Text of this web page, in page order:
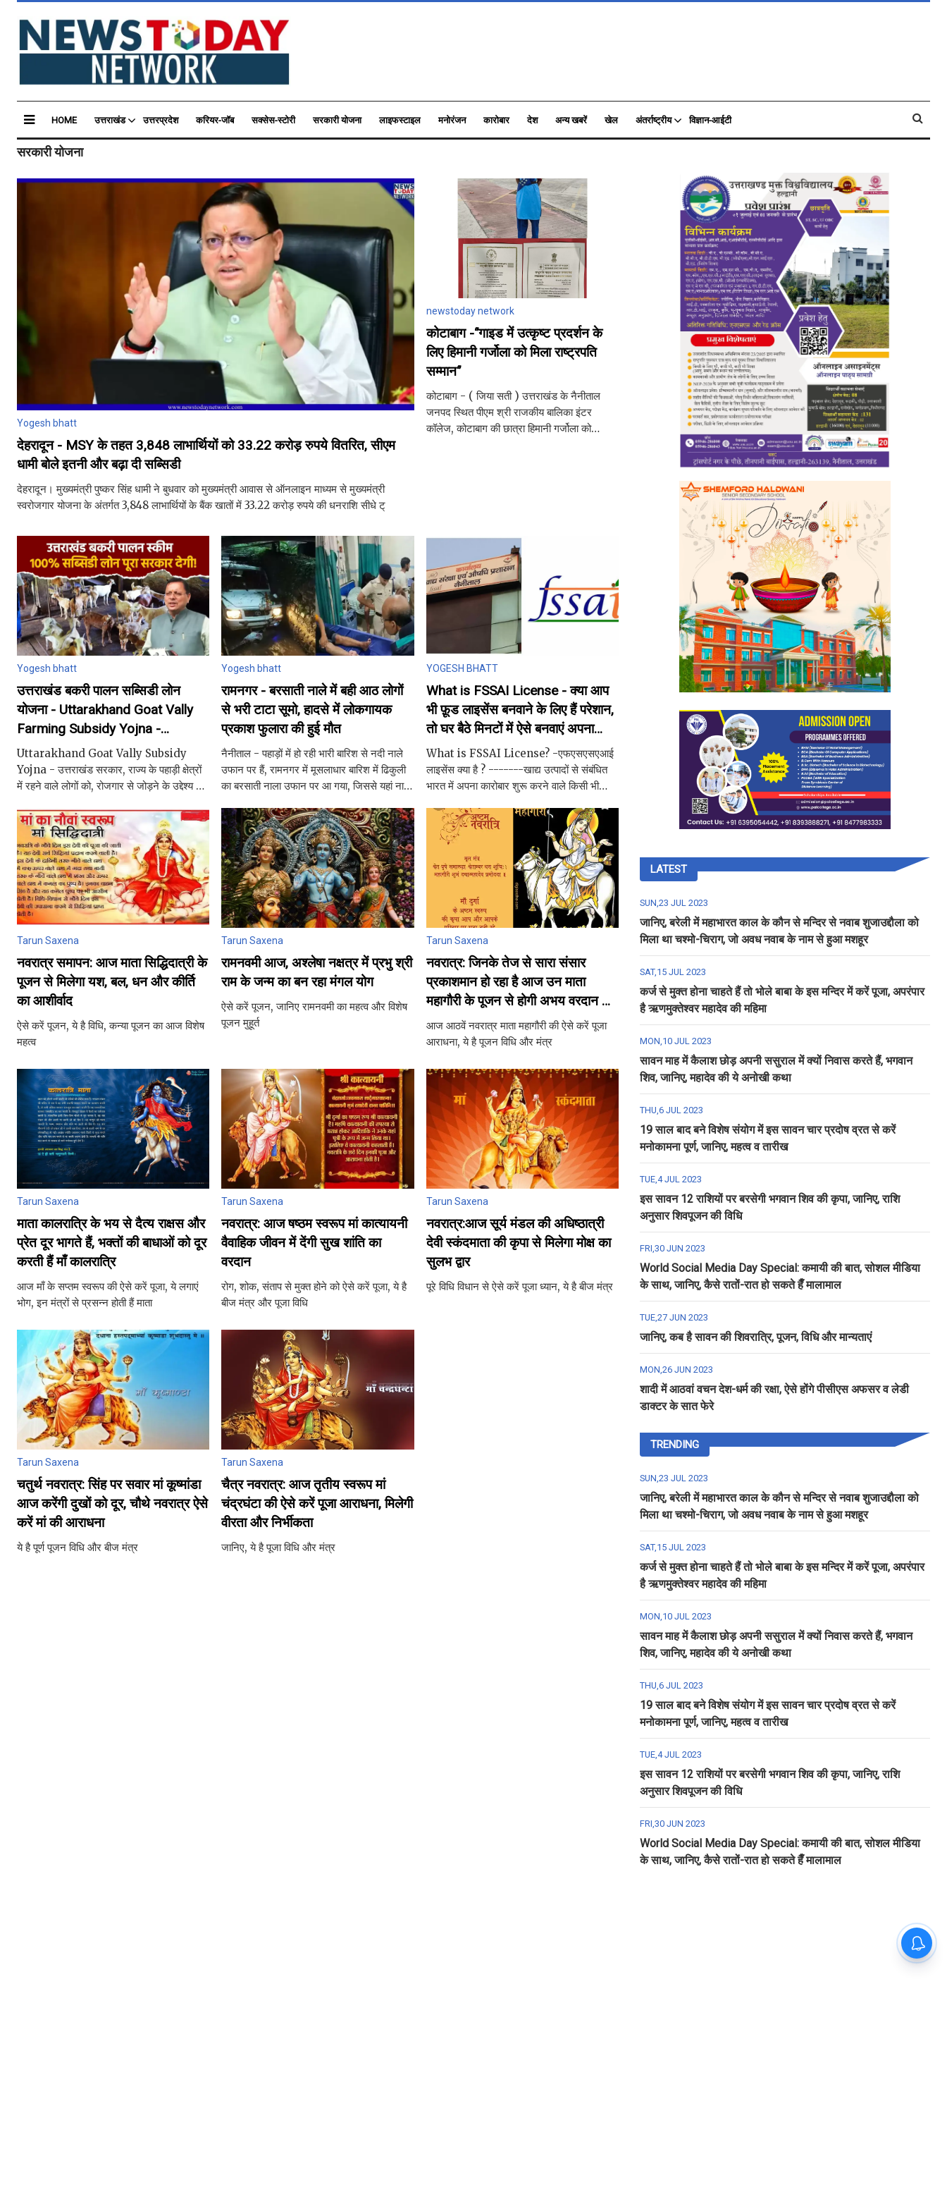
HOME उत्तराखंड उत्तरप्रदेश करियर-जॉब सक्सेस-स्टोरी सरकारी योजना लाइफस्टाइल मनोरंजन कारोबार देश अन्य खबरें खेल अंतर्राष्ट्रीय विज्ञान-आईटी
सरकारी योजना
Yogesh bhatt
देहरादून - MSY के तहत 3,848 लाभार्थियों को 33.22 करोड़ रुपये वितरित, सीएम
धामी बोले इतनी और बढ़ा दी सब्सिडी
देहरादून। मुख्यमंत्री पुष्कर सिंह धामी ने बुधवार को मुख्यमंत्री आवास से ऑनलाइन माध्यम से मुख्यमंत्री
स्वरोजगार योजना के अंतर्गत 3,848 लाभार्थियों के बैंक खातों में 33.22 करोड़ रुपये की धनराशि सीधे ट्
newstoday network
कोटाबाग -‘’गाइड में उत्कृष्ट प्रदर्शन के
लिए हिमानी गर्जोला को मिला राष्ट्रपति
सम्मान‘’
कोटाबाग - ( जिया सती ) उत्तराखंड के नैनीताल
जनपद स्थित पीएम श्री राजकीय बालिका इंटर
कॉलेज, कोटाबाग की छात्रा हिमानी गर्जोला को
Yogesh bhatt
उत्तराखंड बकरी पालन सब्सिडी लोन
योजना - Uttarakhand Goat Vally
Farming Subsidy Yojna -
स्वरोजगार स्कीम
Uttarakhand Goat Vally Subsidy
Yojna - उत्तराखंड सरकार, राज्य के पहाड़ी क्षेत्रों
में रहने वाले लोगों को, रोजगार से जोड़ने के उद्देश्य से
के दूरस्थ पर
Yogesh bhatt
रामनगर - बरसाती नाले में बही आठ लोगों
से भरी टाटा सूमो, हादसे में लोकगायक
प्रकाश फुलारा की हुई मौत
नैनीताल - पहाड़ों में हो रही भारी बारिश से नदी नाले
उफान पर हैं, रामनगर में मूसलाधार बारिश में ढिकुली
का बरसाती नाला उफान पर आ गया, जिससे यहां नाले
सव
YOGESH BHATT
What is FSSAI License - क्या आप
भी फ़ूड लाइसेंस बनवाने के लिए हैं परेशान,
तो घर बैठे मिनटों में ऐसे बनवाएं अपना
लाइसेंस
What is FSSAI License? -एफएसएसएआई
लाइसेंस क्या है ? -------खाद्य उत्पादों से संबंधित
भारत में अपना कारोबार शुरू करने वाले किसी भी
निर्माता, ट्रांसपोर्टर,
Tarun Saxena
नवरात्र समापन: आज माता सिद्धिदात्री के
पूजन से मिलेगा यश, बल, धन और कीर्ति
का आशीर्वाद
ऐसे करें पूजन, ये है विधि, कन्‍या पूजन का आज विशेष
महत्‍व
Tarun Saxena
रामनवमी आज, अश्लेषा नक्षत्र में प्रभु श्री
राम के जन्‍म का बन रहा मंगल योग
ऐसे करें पूजन, जानिए रामनवमी का महत्‍व और विशेष
पूजन मुहूर्त
Tarun Saxena
नवरात्र: जिनके तेज से सारा संसार
प्रकाशमान हो रहा है आज उन माता
महागौरी के पूजन से होगी अभय वरदान की
प्राप्ति
आज आठवें नवरात्र माता महागौरी की ऐसे करें पूजा
आराधना, ये है पूजन विधि और मंत्र
Tarun Saxena
माता कालरात्रि के भय से दैत्य राक्षस और
प्रेत दूर भागते हैं, भक्तों की बाधाओं को दूर
करती हैं माँ कालरात्रि
आज माँ के सप्तम स्वरूप की ऐसे करें पूजा, ये लगाएं
भोग, इन मंत्रों से प्रसन्न होती हैं माता
Tarun Saxena
नवरात्र: आज षष्‍ठम स्‍वरूप मां कात्‍यायनी
वैवाहिक जीवन में देंगी सुख शांति का
वरदान
रोग, शोक, संताप से मुक्‍त होने को ऐसे करें पूजा, ये है
बीज मंत्र और पूजा विधि
Tarun Saxena
नवरात्र:आज सूर्य मंडल की अधिष्‍ठात्री
देवी स्‍कंदमाता की कृपा से मिलेगा मोक्ष का
सुलभ द्वार
पूरे विधि विधान से ऐसे करें पूजा ध्‍यान, ये है बीज मंत्र
Tarun Saxena
चतुर्थ नवरात्र: सिंह पर सवार मां कूष्‍मांडा
आज करेंगी दुखों को दूर, चौथे नवरात्र ऐसे
करें मां की आराधना
ये है पूर्ण पूजन विधि और बीज मंत्र
Tarun Saxena
चैत्र नवरात्र: आज तृतीय स्‍वरूप मां
चंद्रघंटा की ऐसे करें पूजा आराधना, मिलेगी
वीरता और निर्भीकता
जानिए, ये है पूजा विधि और मंत्र
LATEST
SUN,23 JUL 2023
जानिए, बरेली में महाभारत काल के कौन से मन्दिर से नवाब शुजाउद्दौला को
मिला था चश्मो-चिराग, जो अवध नवाब के नाम से हुआ मशहूर
SAT,15 JUL 2023
कर्ज से मुक्त होना चाहते हैं तो भोले बाबा के इस मन्दिर में करें पूजा, अपरंपार
है ऋणमुक्तेश्वर महादेव की महिमा
MON,10 JUL 2023
सावन माह में कैलाश छोड़ अपनी ससुराल में क्यों निवास करते हैं, भगवान
शिव, जानिए, महादेव की ये अनोखी कथा
THU,6 JUL 2023
19 साल बाद बने विशेष संयोग में इस सावन चार प्रदोष व्रत से करें
मनोकामना पूर्ण, जानिए, महत्व व तारीख
TUE,4 JUL 2023
इस सावन 12 राशियों पर बरसेगी भगवान शिव की कृपा, जानिए, राशि
अनुसार शिवपूजन की विधि
FRI,30 JUN 2023
World Social Media Day Special: कमायी की बात, सोशल मीडिया
के साथ, जानिए, कैसे रातों-रात हो सकते हैँ मालामाल
TUE,27 JUN 2023
जानिए, कब है सावन की शिवरात्रि, पूजन, विधि और मान्यताएं
MON,26 JUN 2023
शादी में आठवां वचन देश-धर्म की रक्षा, ऐसे होंगे पीसीएस अफसर व लेडी
डाक्टर के सात फेरे
TRENDING
SUN,23 JUL 2023
जानिए, बरेली में महाभारत काल के कौन से मन्दिर से नवाब शुजाउद्दौला को
मिला था चश्मो-चिराग, जो अवध नवाब के नाम से हुआ मशहूर
SAT,15 JUL 2023
कर्ज से मुक्त होना चाहते हैं तो भोले बाबा के इस मन्दिर में करें पूजा, अपरंपार
है ऋणमुक्तेश्वर महादेव की महिमा
MON,10 JUL 2023
सावन माह में कैलाश छोड़ अपनी ससुराल में क्यों निवास करते हैं, भगवान
शिव, जानिए, महादेव की ये अनोखी कथा
THU,6 JUL 2023
19 साल बाद बने विशेष संयोग में इस सावन चार प्रदोष व्रत से करें
मनोकामना पूर्ण, जानिए, महत्व व तारीख
TUE,4 JUL 2023
इस सावन 12 राशियों पर बरसेगी भगवान शिव की कृपा, जानिए, राशि
अनुसार शिवपूजन की विधि
FRI,30 JUN 2023
World Social Media Day Special: कमायी की बात, सोशल मीडिया
के साथ, जानिए, कैसे रातों-रात हो सकते हैँ मालामाल